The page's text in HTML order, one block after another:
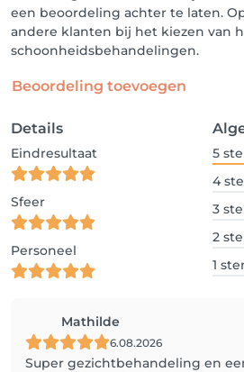
een beoordeling achter te laten.
andere klanten bij het kiezen van
schoonheidsbehandelingen.
Beoordeling toevoegen
Details
Eindresultaat
Sfeer
Personeel
5
4
3
2
1
Mathilde
6.08.2026
Super gezichtbehandeling en